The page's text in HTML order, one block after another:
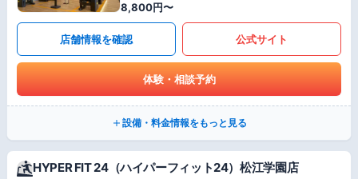
8,800円〜
店舗情報を確認 公式サイト
体験・相談予約
設備・料金情報をもっと見る
HYPER FIT 24（ハイパーフィット24）松江学園店